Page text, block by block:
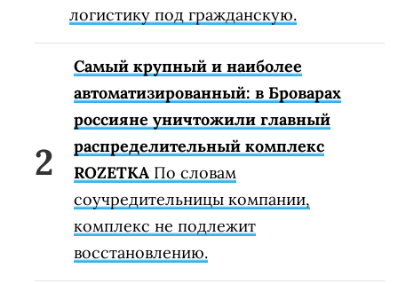
логистику под гражданскую.
Самый крупный и наиболее
автоматизированный: в Броварах
россияне уничтожили главный
распределительный комплекс
ROZETKA По словам
соучредительницы компании,
комплекс не подлежит
восстановлению.